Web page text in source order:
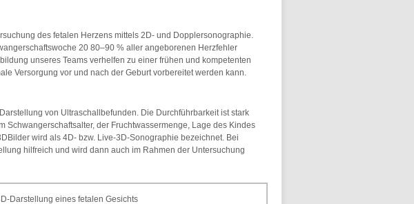
des fetalen Herzens mittels 2D- und Dopplersonographie.
20 80–90 % aller angeborenen Herzfehler
unseres Teams verhelfen zu einer frühen und kompetenten
Versorgung vor und nach der Geburt vorbereitet werden kann.
von Ultraschallbefunden. Die Durchführbarkeit ist stark
der Fruchtwassermenge, Lage des Kindes
wird als 4D- bzw. Live-3D-Sonographie bezeichnet. Bei
hilfreich und wird dann auch im Rahmen der Untersuchung
Darstellung eines fetalen Gesichts